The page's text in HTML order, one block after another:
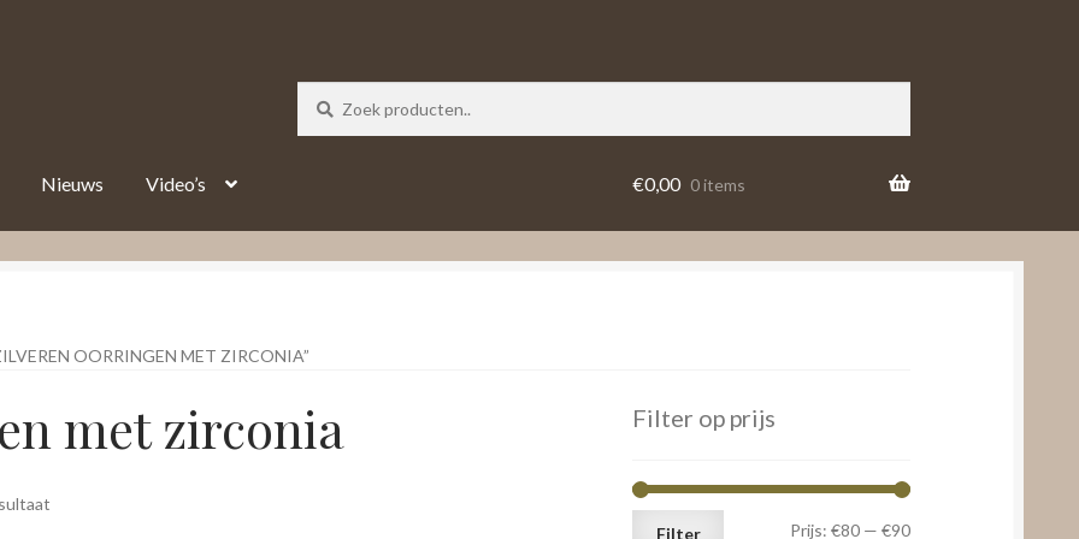
Nieuws Video’s €0,00 0 items
OORRINGEN MET ZIRCONIA”
met zirconia Filter op prijs
Min.
Max.
Filter Prijs: €80— €90